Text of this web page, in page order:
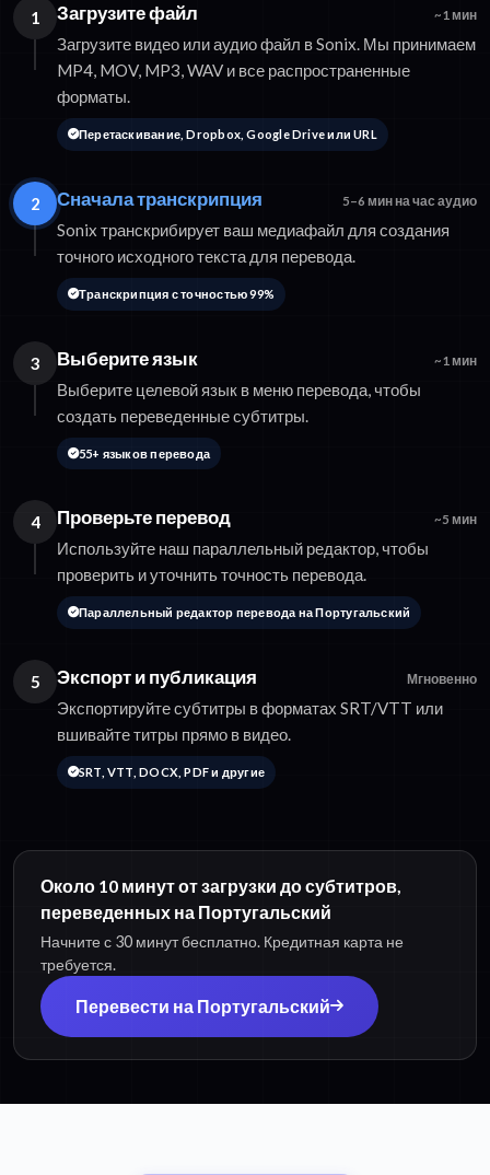
1 Загрузите файл ~1 мин
Загрузите видео или аудио файл в Sonix. Мы принимаем
MP4, MOV, MP3, WAV и все распространенные
форматы.
Перетаскивание, Dropbox, Google Drive или URL
2 Сначала транскрипция 5–6 мин на час аудио
Sonix транскрибирует ваш медиафайл для создания
точного исходного текста для перевода.
Транскрипция с точностью 99%
3 Выберите язык ~1 мин
Выберите целевой язык в меню перевода, чтобы
создать переведенные субтитры.
55+ языков перевода
4 Проверьте перевод ~5 мин
Используйте наш параллельный редактор, чтобы
проверить и уточнить точность перевода.
Параллельный редактор перевода на Португальский
5 Экспорт и публикация Мгновенно
Экспортируйте субтитры в форматах SRT/VTT или
вшивайте титры прямо в видео.
SRT, VTT, DOCX, PDF и другие
Около 10 минут от загрузки до субтитров,
переведенных на Португальский
Начните с 30 минут бесплатно. Кредитная карта не
требуется.
Перевести на Португальский